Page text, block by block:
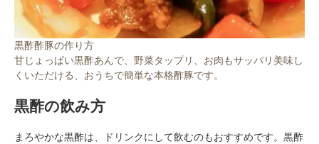
黒酢酢豚の作り方
甘じょっぱい黒酢あんで、野菜タップリ、お肉もサッパリ美味し
くいただける、おうちで簡単な本格酢豚です。
黒酢の飲み方
まろやかな黒酢は、ドリンクにして飲むのもおすすめです。黒酢